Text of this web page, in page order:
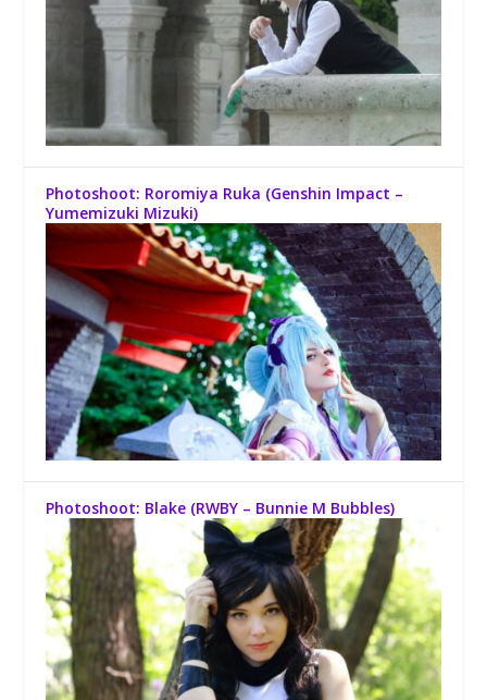
Photoshoot: Roromiya Ruka (Genshin Impact –
Yumemizuki Mizuki)
Photoshoot: Blake (RWBY – Bunnie M Bubbles)